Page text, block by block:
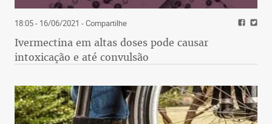
18:05 - 16/06/2021 - Compartilhe
Ivermectina em altas doses pode causar
intoxicação e até convulsão